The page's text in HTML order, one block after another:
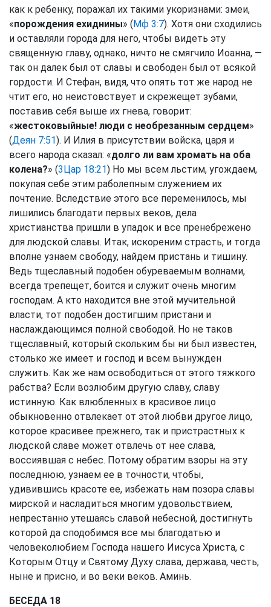
как к ребенку, поражал их такими укоризнами: змеи,
«порождения ехиднины» (Мф 3:7). Хотя они сходились
и оставляли города для него, чтобы видеть эту
священную главу, однако, ничто не смягчило Иоанна, —
так он далек был от славы и свободен был от всякой
гордости. И Стефан, видя, что опять тот же народ не
чтит его, но неистовствует и скрежещет зубами,
поставив себя выше их гнева, говорит:
«жестоковыйные! люди с необрезанным сердцем»
(Деян 7:51). И Илия в присутствии войска, царя и
всего народа сказал: «долго ли вам хромать на оба
колена?» (3Цар 18:21) Но мы всем льстим, угождаем,
покупая себе этим раболепным служением их
почтение. Вследствие этого все переменилось, мы
лишились благодати первых веков, дела
христианства пришли в упадок и все пренебрежено
для людской славы. Итак, искореним страсть, и тогда
вполне узнаем свободу, найдем пристань и тишину.
Ведь тщеславный подобен обуреваемым волнами,
всегда трепещет, боится и служит очень многим
господам. А кто находится вне этой мучительной
власти, тот подобен достигшим пристани и
наслаждающимся полной свободой. Но не таков
тщеславный, который скольким бы ни был известен,
столько же имеет и господ и всем вынужден
служить. Как же нам освободиться от этого тяжкого
рабства? Если возлюбим другую славу, славу
истинную. Как влюбленных в красивое лицо
обыкновенно отвлекает от этой любви другое лицо,
которое красивее прежнего, так и пристрастных к
людской славе может отвлечь от нее слава,
воссиявшая с небес. Потому обратим взоры на эту
последнюю, узнаем ее в точности, чтобы,
удивившись красоте ее, избежать нам позора славы
мирской и насладиться многим удовольствием,
непрестанно утешаясь славой небесной, достигнуть
которой да сподобимся все мы благодатью и
человеколюбием Господа нашего Иисуса Христа, с
Которым Отцу и Святому Духу слава, держава, честь,
ныне и присно, и во веки веков. Аминь.
БЕСЕДА 18